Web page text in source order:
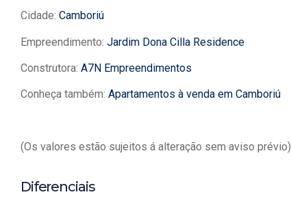
Cidade: Camboriú
Empreendimento: Jardim Dona Cilla Residence
Construtora: A7N Empreendimentos
Conheça também: Apartamentos à venda em Camboriú
(Os valores estão sujeitos á alteração sem aviso prévio)
Diferenciais